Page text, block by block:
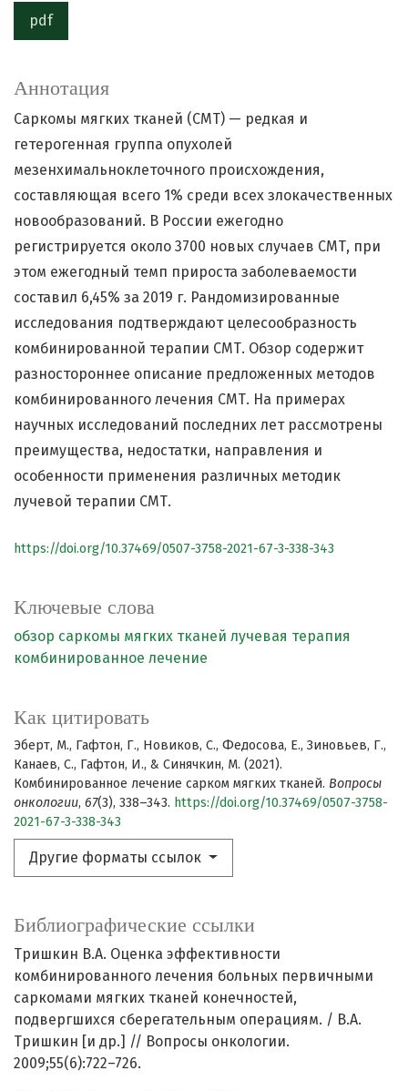
pdf
Ключевые слова
обзор саркомы мягких тканей лучевая терапия
комбинированное лечение
Как цитировать
Эберт, М., Гафтон, Г., Новиков, С., Федосова, Е., Зиновьев, Г.,
Канаев, С., Гафтон, И., & Синячкин, М. (2021).
Комбинированное лечение сарком мягких тканей. Вопросы
онкологии, 67(3), 338–343. https://doi.org/10.37469/0507-3758-
2021-67-3-338-343
Другие форматы ссылок
Аннотация
Саркомы мягких тканей (СМТ) — редкая и
гетерогенная группа опухолей
мезенхимальноклеточного происхождения,
составляющая всего 1% среди всех злокачественных
новообразований. В России ежегодно
регистрируется около 3700 новых случаев СМТ, при
этом ежегодный темп прироста заболеваемости
составил 6,45% за 2019 г. Рандомизированные
исследования подтверждают целесообразность
комбинированной терапии СМТ. Обзор содержит
разностороннее описание предложенных методов
комбинированного лечения СМТ. На примерах
научных исследований последних лет рассмотрены
преимущества, недостатки, направления и
особенности применения различных методик
лучевой терапии СМТ.
https://doi.org/10.37469/0507-3758-2021-67-3-338-343
Библиографические ссылки
Тришкин В.А. Оценка эффективности
комбинированного лечения больных первичными
саркомами мягких тканей конечностей,
подвергшихся сберегательным операциям. / В.А.
Тришкин [и др.] // Вопросы онкологии.
2009;55(6):722–726.